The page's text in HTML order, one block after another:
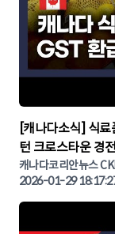
▶
[캐나다소식] 식료품
턴 크로스타운 경
캐나다코리안뉴스
캐나다코리안뉴스
2026-01-29